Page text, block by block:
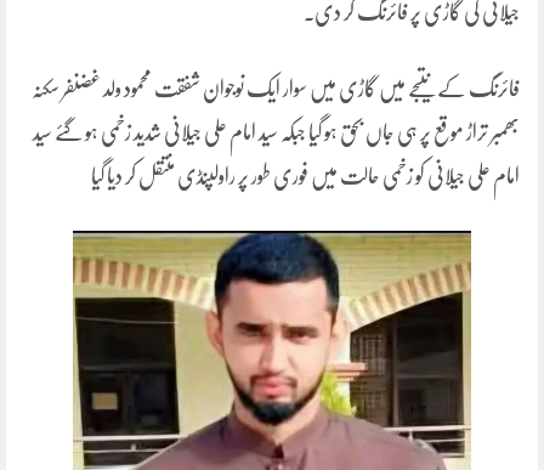
جیلانی کی گاڑی پر فائرنگ کر دی۔
فائرنگ کے نتیجے میں گاڑی میں سوار ایک نوجوان شفقت محمود ولد غضنفر سکنہ
بھمبر تراڑ موقع پر ہی جاں بحق ہو گیا جبکہ سید امام علی جیلانی شدید زخمی ہو گئے سید
امام علی جیلانی کو زخمی حالت میں فوری طور پر راولپنڈی منتقل کر دیا گیا